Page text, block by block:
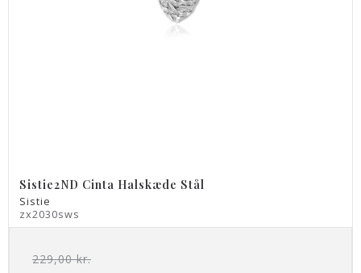
Sistie2ND Cinta Halskæde Stål
Sistie
zx2030sws
229,00 kr.